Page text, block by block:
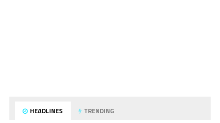
HEADLINES TRENDING